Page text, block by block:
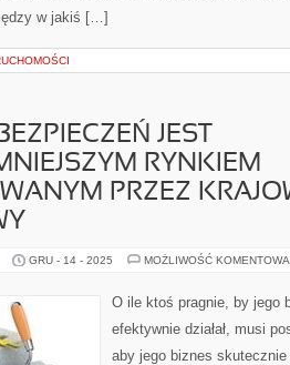
w jakiś […]
JEST
RYNKIEM
PRZEZ
GRU - 14 - 2025 MOŻLIWOŚĆ
O ile ktoś pragnie, by jego
efektywnie działał, musi
aby jego biznes skutecznie